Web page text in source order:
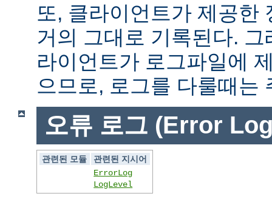
또, 클라이언트가 제공한
거의 그대로 기록된다.
라이언트가 로그파일에
으므로, 로그를 다룰때는
오류 로그 (Error
관련된 모듈
관련된 지시어
ErrorLog
LogLevel